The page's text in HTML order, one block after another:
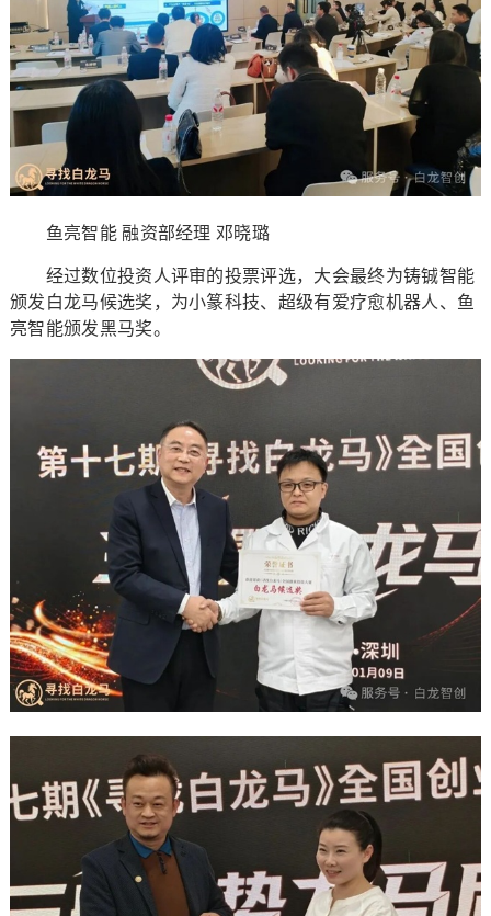
鱼亮智能 融资部经理 邓晓璐
经过数位投资人评审的投票评选，大会最终为铸铖智能
颁发白龙马候选奖，为小篆科技、超级有爱疗愈机器人、鱼
亮智能颁发黑马奖。